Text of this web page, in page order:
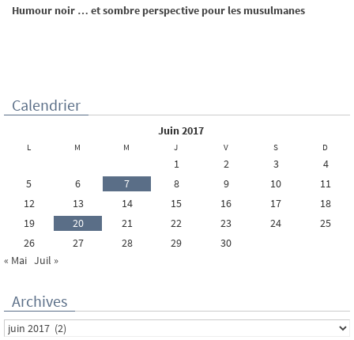
Humour noir … et sombre perspective pour les musulmanes
Calendrier
juin 2017
L M M J V S D
1 2 3
4
5
6 7 8 9 10
11
12
13 14 15 16 17
18
19
20 21 22 23 24
25
26
27 28 29
30
« Mai Juil »
Archives
Archives